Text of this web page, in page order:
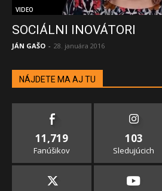
VIDEO
SOCIÁLNI INOVÁTORI
JÁN GAŠO - 28. januára 2016
NÁJDETE MA AJ TU
11,719
Fanúšikov
103
Sledujúcich